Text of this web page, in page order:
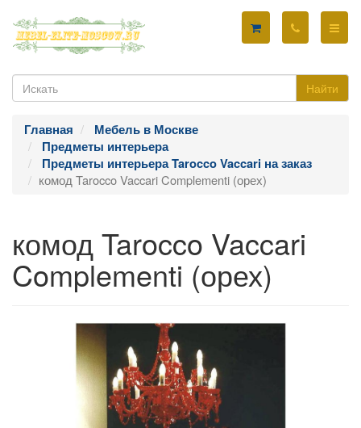
Найти
Главная
Мебель в Москве
Предметы интерьера
Предметы интерьера Tarocco Vaccari на заказ
комод Tarocco Vaccari Complementi (орех)
комод Tarocco Vaccari
Complementi (орех)